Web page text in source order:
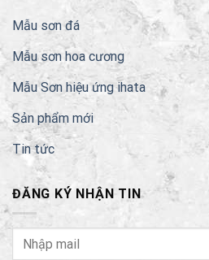
Mẫu sơn đá
Mẫu sơn hoa cương
Mẫu Sơn hiệu ứng ihata
Sản phẩm mới
Tin tức
ĐĂNG KÝ NHẬN TIN